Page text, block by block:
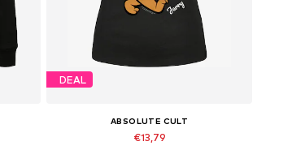
DEAL
ABSOLUTE CULT
€13,79